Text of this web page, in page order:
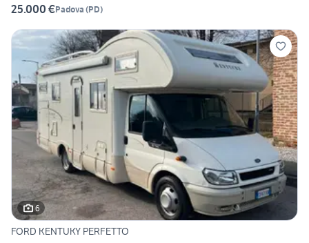
25.000 €Padova (PD)
6
FORD KENTUKY PERFETTO